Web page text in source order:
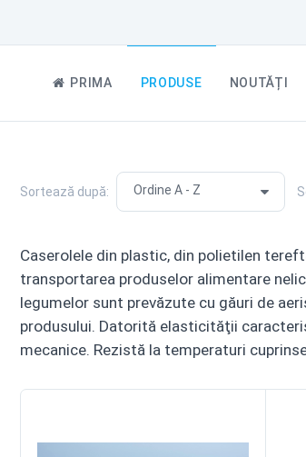
PRIMA PRODUSE NOUTĂȚI
Sortează după:
Caserolele din plastic, din polietilen
transportarea produselor alimentare
legumelor sunt prevăzute cu găuri de
produsului. Datorită elasticităţii
mecanice. Rezistă la temperaturi